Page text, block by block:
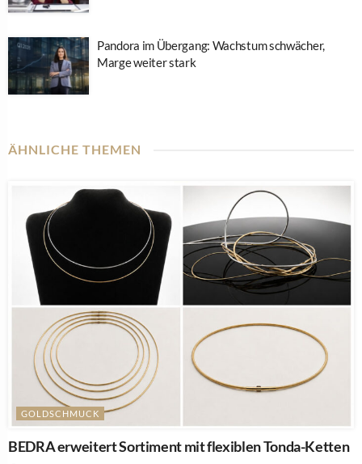
Pandora im Übergang: Wachstum schwächer,
Marge weiter stark
ÄHNLICHE THEMEN
GOLDSCHMUCK
BEDRA erweitert Sortiment mit flexiblen Tonda-Ketten